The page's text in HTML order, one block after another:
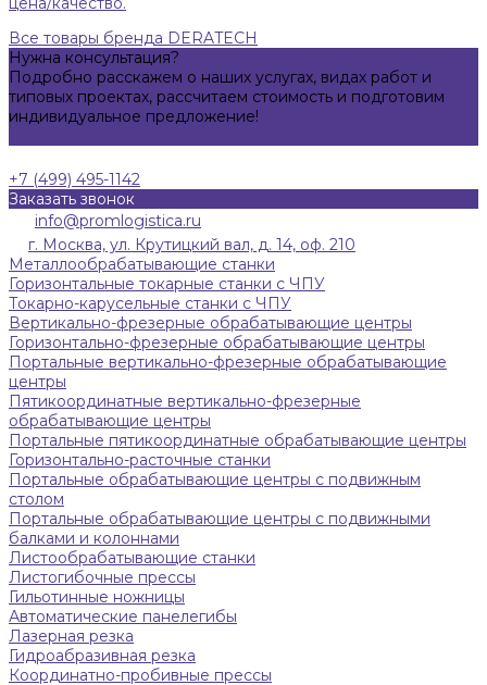
Все товары бренда DERATECH
Нужна консультация?
Подробно расскажем о наших услугах, видах работ и
типовых проектах, рассчитаем стоимость и подготовим
индивидуальное предложение!
+7 (499) 495-1142
Заказать звонок
info@promlogistica.ru
г. Москва, ул. Крутицкий вал, д. 14, оф. 210
Металлообрабатывающие станки
Горизонтальные токарные станки с ЧПУ
Токарно-карусельные станки с ЧПУ
Вертикально-фрезерные обрабатывающие центры
Горизонтально-фрезерные обрабатывающие центры
Портальные вертикально-фрезерные обрабатывающие
центры
Пятикоординатные вертикально-фрезерные
обрабатывающие центры
Портальные пятикоординатные обрабатывающие центры
Горизонтально-расточные станки
Портальные обрабатывающие центры с подвижным
столом
Портальные обрабатывающие центры с подвижными
балками и колоннами
Листообрабатывающие станки
Листогибочные прессы
Гильотинные ножницы
Автоматические панелегибы
Лазерная резка
Гидроабразивная резка
Координатно-пробивные прессы